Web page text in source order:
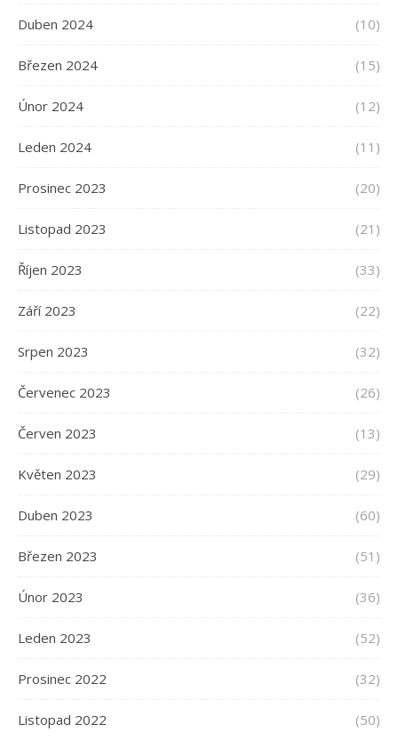
Duben 2024 (10)
Březen 2024 (15)
Únor 2024 (12)
Leden 2024 (11)
Prosinec 2023 (20)
Listopad 2023 (21)
Říjen 2023 (33)
Září 2023 (22)
Srpen 2023 (32)
Červenec 2023 (26)
Červen 2023 (13)
Květen 2023 (29)
Duben 2023 (60)
Březen 2023 (51)
Únor 2023 (36)
Leden 2023 (52)
Prosinec 2022 (32)
Listopad 2022 (50)